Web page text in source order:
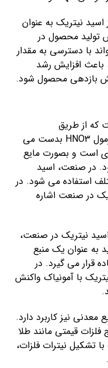
نیتریک به عنوان
تولید محصول در
با دسترسی به مقدار
باعث افزایش رشد
بازدهی محصول شود.
که از طریق
اکسیداسیون آمونیاک و هیدروژن با فرمول HNO3 بدست می
است و بصورت مایع
در صنعت، اسید
استفاده می شود. در
در صنعت اشاره
به عنوان یک منبع
قرار می گیرد. در
با آمونیاک واکنش
نیز کاربرد دارد.
فلزات قیمتی مانند طلا
تشکیل نیترات فلزات،